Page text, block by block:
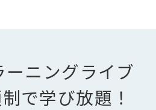
ニングライブ
で学び放題！